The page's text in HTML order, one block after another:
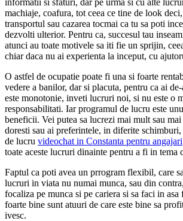
machiaje, coafura, tot ceea ce tine de look
transportul sau cazarea tocmai ca tu sa poti
dezvolti ulterior. Pentru ca, succesul tau
atunci au toate motivele sa iti fie un sprijin,
chiar daca nu ai experienta la inceput, cu
O astfel de ocupatie poate fi una si foarte
vedere a banilor, dar si placuta, pentru ca ai
este monotonie, inveti lucruri noi, si nu este o
responsabilitati. Iar programul de lucru este
beneficii. Vei putea sa lucrezi mai mult sau
doresti sau ai preferintele, in diferite
de lucru videochat in Constanta pentru angajari
toate aceste lucruri dinainte pentru a fi in tema
Faptul ca poti avea un prrogram flexibil, care
lucruri in viata nu numai munca, sau din
focaliza pe munca si pe cariera si sa faci in asa
foarte bine sunt atuuri de care este bine sa
ivesc.